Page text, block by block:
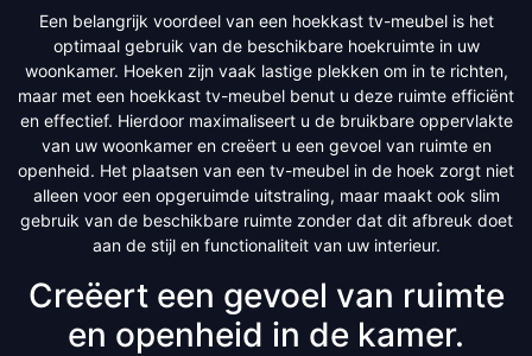
Een belangrijk voordeel van een hoekkast tv-meubel is het
optimaal gebruik van de beschikbare hoekruimte in uw
woonkamer. Hoeken zijn vaak lastige plekken om in te richten,
maar met een hoekkast tv-meubel benut u deze ruimte efficiënt
en effectief. Hierdoor maximaliseert u de bruikbare oppervlakte
van uw woonkamer en creëert u een gevoel van ruimte en
openheid. Het plaatsen van een tv-meubel in de hoek zorgt niet
alleen voor een opgeruimde uitstraling, maar maakt ook slim
gebruik van de beschikbare ruimte zonder dat dit afbreuk doet
aan de stijl en functionaliteit van uw interieur.
Creëert een gevoel van ruimte
en openheid in de kamer.